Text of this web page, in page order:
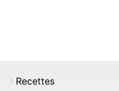
Recettes